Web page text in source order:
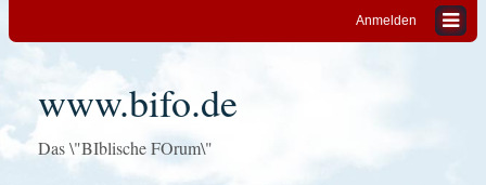
Anmelden
www.bifo.de
Das \"BIblische FOrum\"